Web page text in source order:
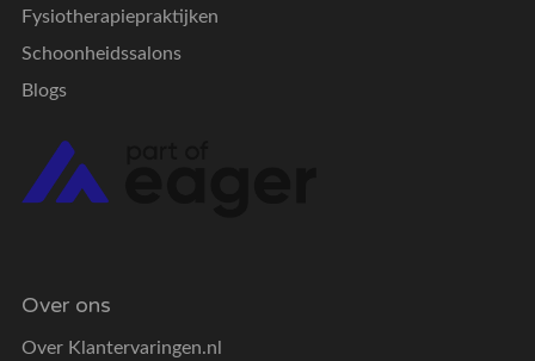
Fysiotherapiepraktijken
Schoonheidssalons
Blogs
Over ons
Over Klantervaringen.nl